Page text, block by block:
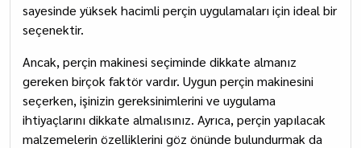
sayesinde yüksek hacimli perçin uygulamaları için ideal bir
seçenektir.
Ancak, perçin makinesi seçiminde dikkate almanız
gereken birçok faktör vardır. Uygun perçin makinesini
seçerken, işinizin gereksinimlerini ve uygulama
ihtiyaçlarını dikkate almalısınız. Ayrıca, perçin yapılacak
malzemelerin özelliklerini göz önünde bulundurmak da